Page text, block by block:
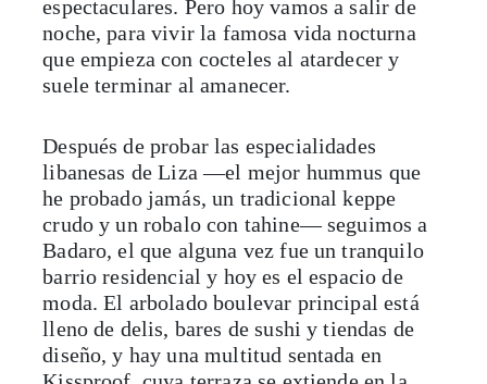
espectaculares. Pero hoy vamos a salir de
noche, para vivir la famosa vida nocturna
que empieza con cocteles al atardecer y
suele terminar al amanecer.
Después de probar las especialidades
libanesas de Liza —el mejor hummus que
he probado jamás, un tradicional keppe
crudo y un robalo con tahine— seguimos a
Badaro, el que alguna vez fue un tranquilo
barrio residencial y hoy es el espacio de
moda. El arbolado boulevar principal está
lleno de delis, bares de sushi y tiendas de
diseño, y hay una multitud sentada en